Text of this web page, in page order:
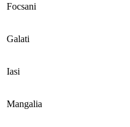
Focsani
Galati
Iasi
Mangalia